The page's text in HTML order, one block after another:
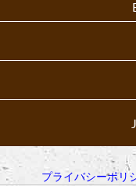
プライバシーポリ